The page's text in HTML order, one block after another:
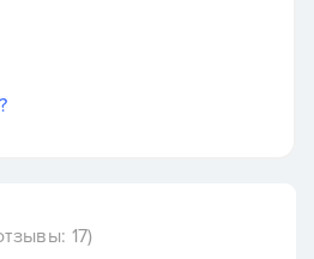
17)